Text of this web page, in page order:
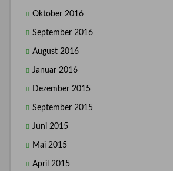
Oktober 2016
September 2016
August 2016
Januar 2016
Dezember 2015
September 2015
Juni 2015
Mai 2015
April 2015